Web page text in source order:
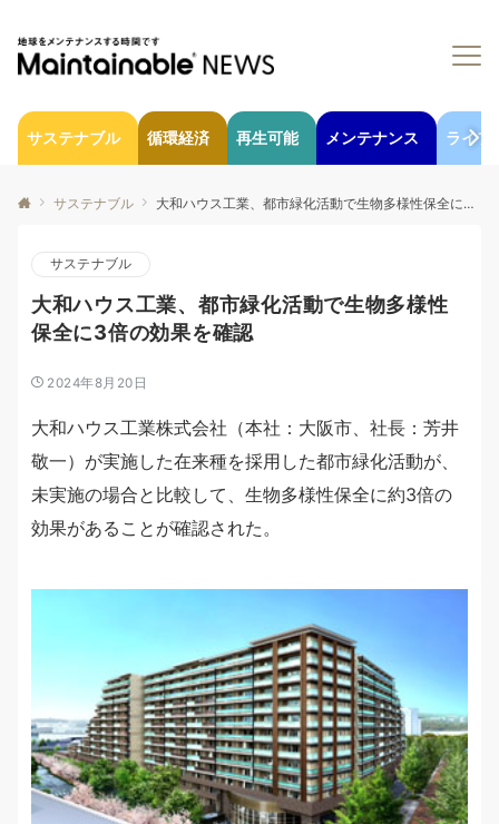
サステナブル 循環経済 再生可能 メンテナンス ライフ
サステナブル 大和ハウス工業、都市緑化活動で生物多様性保全に3倍の効果を確認
サステナブル
大和ハウス工業、都市緑化活動で生物多様性
保全に3倍の効果を確認
2024年8月20日
大和ハウス工業株式会社（本社：大阪市、社長：芳井
敬一）が実施した在来種を採用した都市緑化活動が、
未実施の場合と比較して、生物多様性保全に約3倍の
効果があることが確認された。